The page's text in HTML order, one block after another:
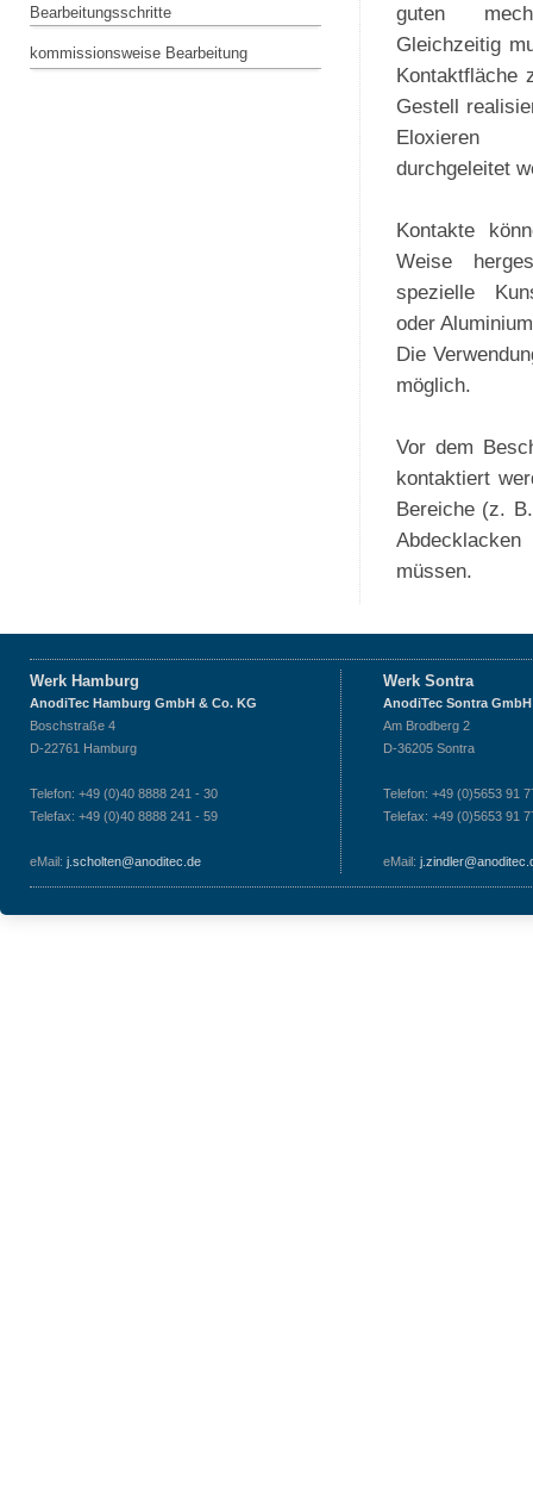
Bearbeitungsschritte
kommissionsweise Bearbeitung
guten
Gleichzeitig
Kontaktfläche
Gestell
Eloxieren
durchgeleitet
Kontakte
Weise
spezielle
oder
Die
möglich.
Vor dem
kontaktiert
Bereiche (z.
müssen.
Werk Hamburg
AnodiTec Hamburg GmbH & Co. KG
Boschstraße 4
D-22761 Hamburg
Telefon: +49 (0)40 8888 241 - 30
Telefax: +49 (0)40 8888 241 - 59
eMail: j.scholten@anoditec.de
Werk Sontra
AnodiTec Sontra
Am Brodberg 2
D-36205 Sontra
Telefon: +49 (0)5653 91
Telefax: +49 (0)5653 91
eMail: